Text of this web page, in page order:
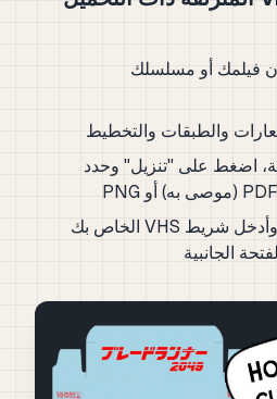
فيلمك أو مسلسلك
والطبقات والتخطيط
اضغط على "تنزيل" وحدد
اطبع وقص واطوِ والصق وأدخل شريط VHS الخاص بك
الجانبية